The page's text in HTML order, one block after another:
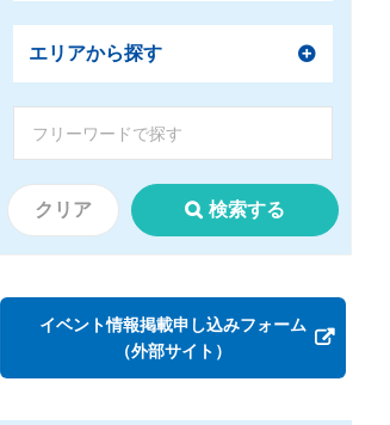
エリアから探す
クリア 検索する
イベント情報掲載申し込みフォーム
（外部サイト）